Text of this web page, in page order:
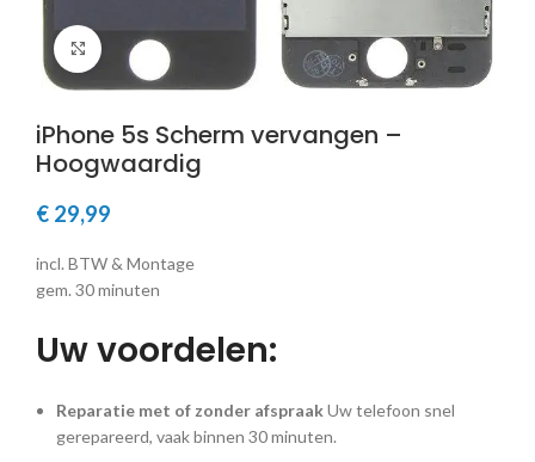
Klik om te vergroten
iPhone 5s Scherm vervangen –
Hoogwaardig
€ 29,99
incl. BTW & Montage
gem. 30 minuten
Uw voordelen:
Reparatie met of zonder afspraakUw telefoon snel
gerepareerd, vaak binnen 30 minuten.